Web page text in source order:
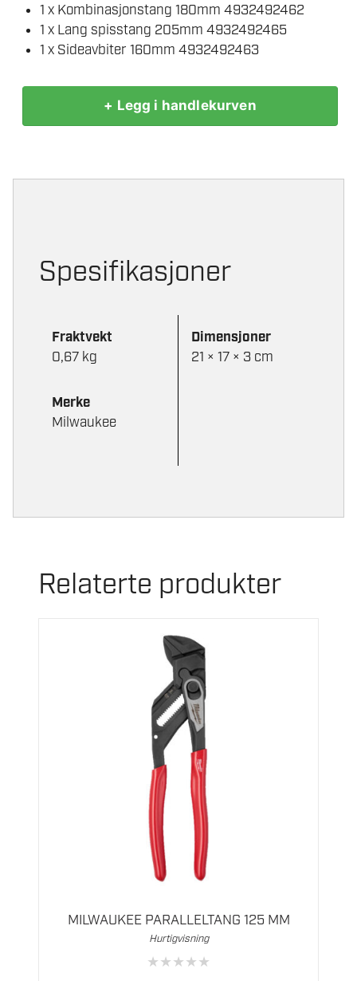
1 x Kombinasjonstang 180mm 4932492462
1 x Lang spisstang 205mm 4932492465
1 x Sideavbiter 160mm 4932492463
+ Legg i handlekurven
Spesifikasjoner
Fraktvekt
0,67 kg
Dimensjoner
21 × 17 × 3 cm
Merke
Milwaukee
Relaterte produkter
MILWAUKEE PARALLELTANG 125 MM
Hurtigvisning
★★★★★